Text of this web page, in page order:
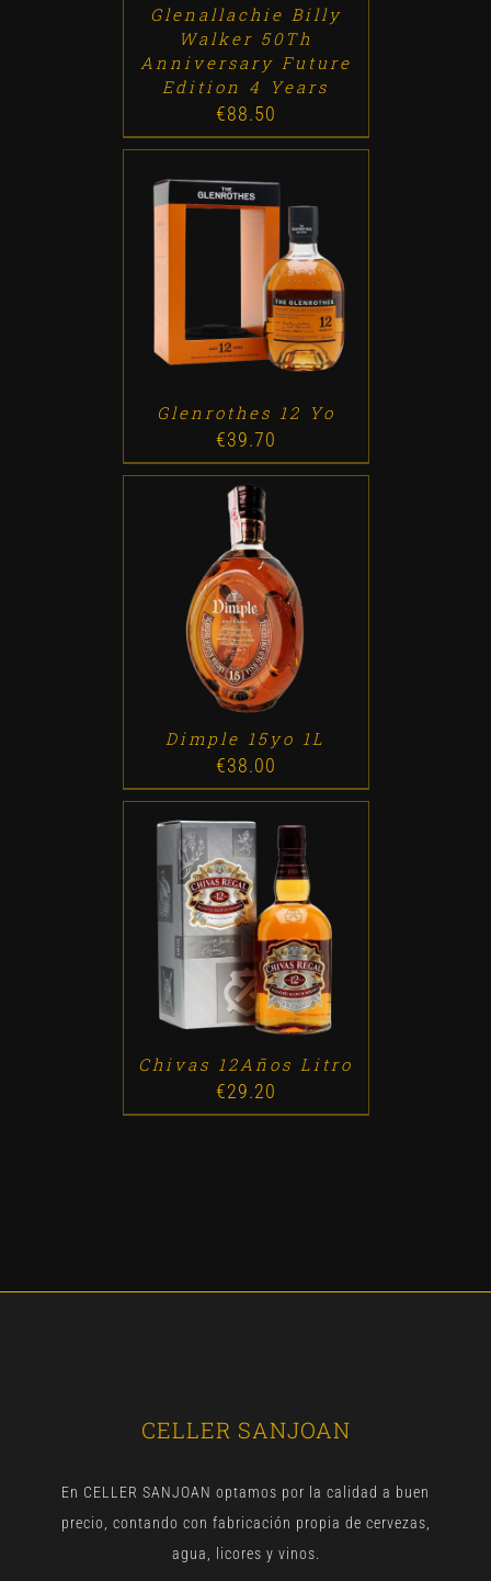
Glenallachie Billy
Walker 50Th
Anniversary Future
Edition 4 Years
€88.50
DETALLES
Glenrothes 12 Yo
€39.70
ADD TO CART / DETALLES
Dimple 15yo 1L
€38.00
ADD TO CART / DETALLES
Chivas 12Años Litro
€29.20
CELLER SANJOAN
En CELLER SANJOAN optamos por la calidad a buen
precio, contando con fabricación propia de cervezas,
agua, licores y vinos.